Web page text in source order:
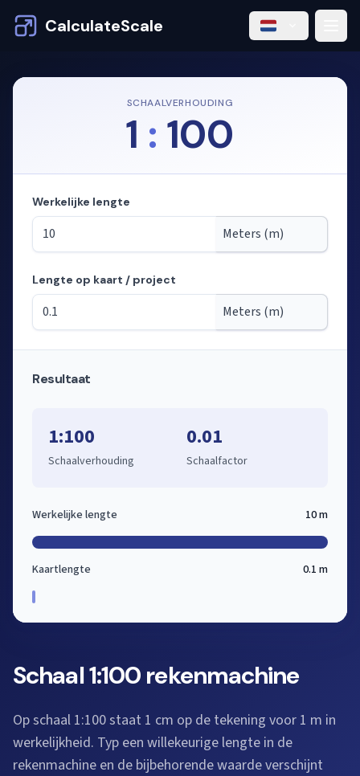
CalculateScale
Schaal 1:100 rekenmachine
Op schaal 1:100 staat 1 cm op de tekening voor 1 m in
werkelijkheid. Typ een willekeurige lengte in de
rekenmachine en de bijbehorende waarde verschijnt
SCHAALVERHOUDING
1 : 100
Modus: lengtes berekenen uit de schaal
Werkelijke lengte
Lengte op kaart / project
Resultaat
1:100
Schaalverhouding
0.01
Schaalfactor
Werkelijke lengte 10 m
Kaartlengte 0.1 m